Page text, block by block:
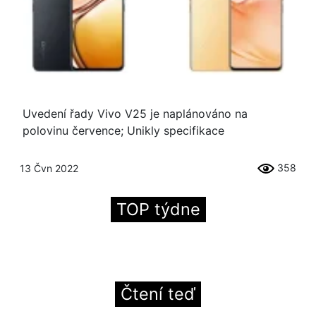
Uvedení řady Vivo V25 je naplánováno na
polovinu července; Unikly specifikace
13 Čvn 2022 358
TOP týdne
Čtení teď